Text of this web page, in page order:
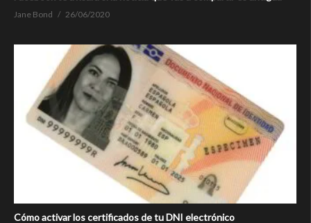
Jane Bond 26/06/2020
Cómo activar los certificados de tu DNI electrónico